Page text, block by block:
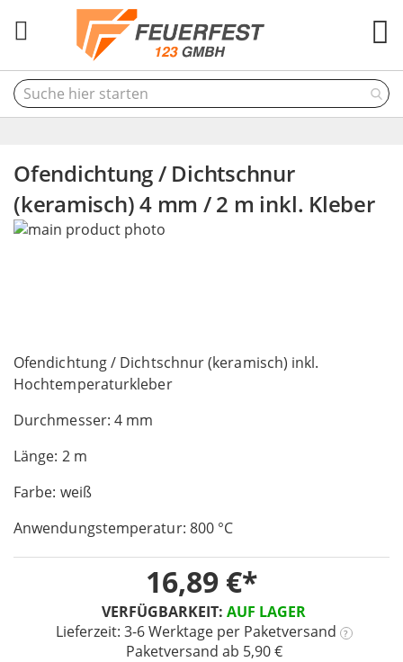
Ofendichtung / Dichtschnur
(keramisch) 4 mm / 2 m inkl. Kleber
Ofendichtung / Dichtschnur (keramisch) inkl.
Hochtemperaturkleber
Durchmesser: 4 mm
Länge: 2 m
Farbe: weiß
Anwendungstemperatur: 800 °C
VERFÜGBARKEIT: AUF LAGER
Lieferzeit: 3-6 Werktageper Paketversand ?
Paketversand ab 5,90 €
16,89 €
Skip
gallery
to
the
of
images
gallery